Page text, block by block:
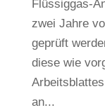
Flüssiggas-
zwei Jahre
geprüft
diese wie
an...